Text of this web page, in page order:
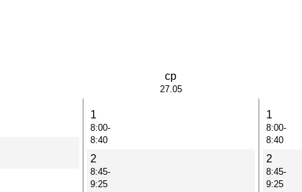
ср
27.05
1
8:00-
8:40
2
8:45-
9:25
1
8:00-
8:40
2
8:45-
9:25